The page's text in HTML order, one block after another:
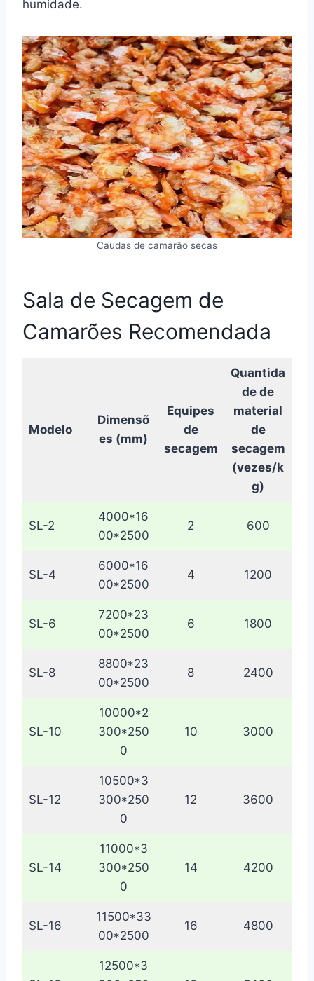
humidade.
Caudas de camarão secas
Sala de Secagem de
Camarões Recomendada
Modelo
Dimensõ
es (mm)
Equipes
de
secagem
Quantida
de de
material
de
secagem
(vezes/k
g)
SL-2
4000*16
00*2500
2 600
SL-4
6000*16
00*2500
4 1200
SL-6
7200*23
00*2500
6 1800
SL-8
8800*23
00*2500
8 2400
SL-10
10000*2
300*250
0
10 3000
SL-12
10500*3
300*250
0
12 3600
SL-14
11000*3
300*250
0
14 4200
SL-16
11500*33
00*2500
16 4800
12500*3